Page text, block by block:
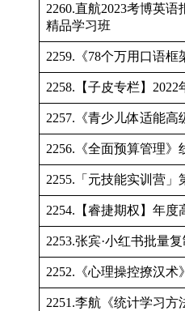
2260.直航2023考博英
精品学习班
2259.《78个万用口语框
2258.【子皮专栏】2022
2257.《青少儿体适能高
2256.《全面预算管理》
2255.「元技能实训营」
2254.【睿捷期权】年度
2253.张宾·小红书批量
2252.《心理操控撩汉术
2251.李航《统计学习